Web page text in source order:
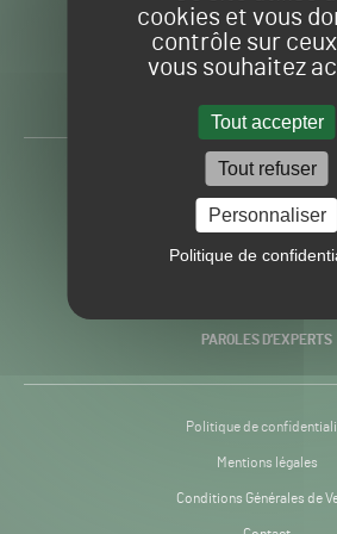
cookies et vous
contrôle sur
vous souhaitez
Tout accepter
Tout refuser
Personnaliser
Politique de
Gazon
Sport
H24
-
Toute l’info autour
PRATIQUES
PAROLES D’EXPERTS
Politique de
Mentions légales
Conditions Générales de